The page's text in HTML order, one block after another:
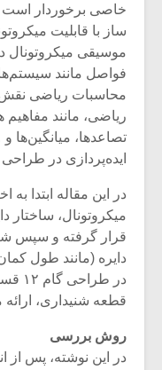
خاصی برخوردار است
ساز با قابلیت
موسیقی
فواصل مانند
محاسبات ریاضی نقش
ریاضی، مانند
تصاعدها، میانگین‌ها
ایده‌پردازی در
در این مقاله ابتدا
قرار گرفته و سپس
دایره (مانند طول
در
قطعه شنیداری،
روش بررسی
در این نوشته، پس از
متن
شیش و
اگر